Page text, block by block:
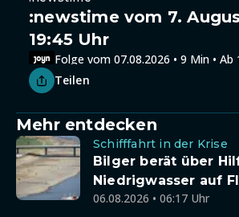
:newstime vom 7.
19:45 Uhr
Folge vom 07.08.2026 • 9 Min • Ab
Teilen
Mehr entdecken
Schifffahrt in der Krise
Bilger berät über
Niedrigwasser auf
06.08.2026 • 06:17 Uhr